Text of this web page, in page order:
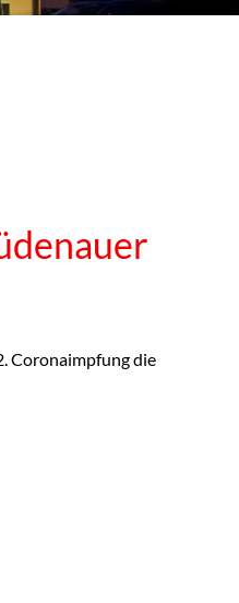
Coronaimpfung die